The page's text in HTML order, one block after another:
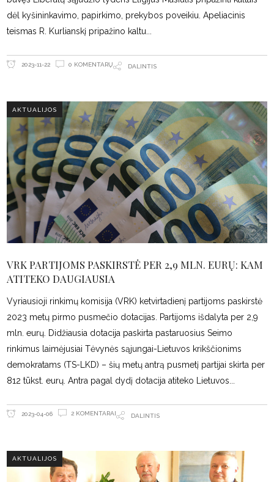
dėl kyšininkavimo, papirkimo, prekybos poveikiu. Apeliacinis
teismas R. Kurlianskį pripažino kaltu
2023-11-22 0 KOMENTARŲ DALINTIS
AKTUALIJOS
VRK PARTIJOMS PASKIRSTĖ PER 2,9 MLN. EURŲ: KAM
ATITEKO DAUGIAUSIA
Vyriausioji rinkimų komisija (VRK) ketvirtadienį partijoms paskirstė
2023 metų pirmo pusmečio dotacijas. Partijoms išdalyta per 2,9
mln. eurų. Didžiausia dotacija paskirta pastaruosius Seimo
rinkimus laimėjusiai Tėvynės sąjungai-Lietuvos krikščionims
demokratams (TS-LKD) – šių metų antrą pusmetį partijai skirta per
812 tūkst. eurų. Antra pagal dydį dotacija atiteko Lietuvos
2023-04-06 2 KOMENTARAI DALINTIS
AKTUALIJOS